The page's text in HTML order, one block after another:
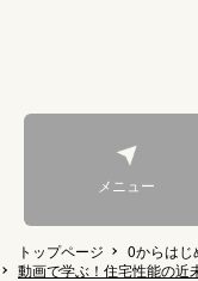
メニュー
トップページ
0からはじ
動画で学ぶ！住宅性能の近